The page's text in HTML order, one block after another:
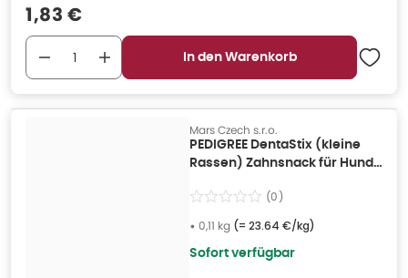
Verkaufspreis
1,83 €
In den Warenkorb
Mars Czech s.r.o.
PEDIGREE DentaStix (kleine
Rassen) Zahnsnack für Hunde
(0)
• 0,11 kg (= 23.64 €/kg)
Sofort verfügbar